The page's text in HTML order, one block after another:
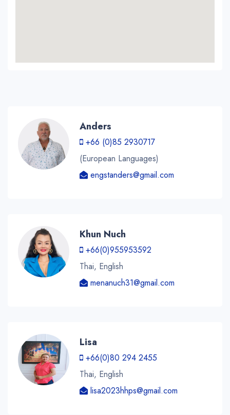
Anders
+66 (0)85 2930717
(European Languages)
engstanders@gmail.com
Khun Nuch
+66(0)955953592
Thai, English
menanuch31@gmail.com
Lisa
+66(0)80 294 2455
Thai, English
lisa2023hhps@gmail.com